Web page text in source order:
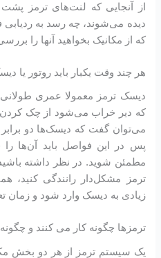
از آنجایی که لنت‌های ترمز پشت
دیده می‌شوند، چه رسد به ردیابی
که از مکانیک بخواهید آنها را بررسی
هر چند وقت یکبار باید روتور یا
دیسک ترمز معمولا عمری طولانی
که دیر خراب می‌شود از چک کردن
می‌توان گفت که دیسک‌ها دو برابر
پس در این فواصل باید آن‌ها را
مطمئن شوید. در نظر داشته باشید
ترمز مشکل‌دار رانندگی کنید،
زیادی به دیسک وارد شود و زمان
ترمزها چگونه کار می کنند و چگونه
یک سیستم ترمز از هر دو بخش